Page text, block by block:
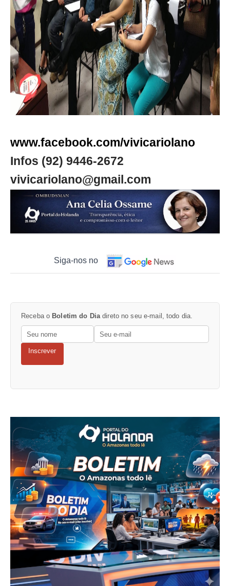
www.facebook.com/vivicariolano
Infos (92) 9446-2672
vivicariolano@gmail.com
Siga-nos no
Receba o Boletim do Dia direto no seu e-mail, todo dia.
Inscrever